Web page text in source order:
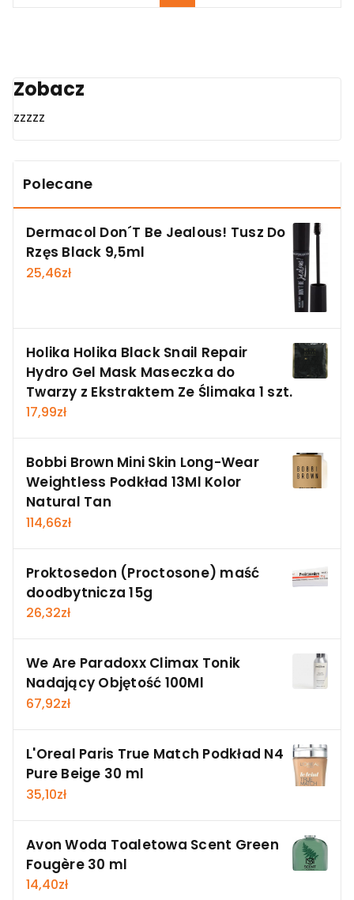
Zobacz
zzzzz
Polecane
Dermacol Don´T Be Jealous! Tusz Do
Rzęs Black 9,5ml
25,46zł
Holika Holika Black Snail Repair
Hydro Gel Mask Maseczka do
Twarzy z Ekstraktem Ze Ślimaka 1 szt.
17,99zł
Bobbi Brown Mini Skin Long-Wear
Weightless Podkład 13Ml Kolor
Natural Tan
114,66zł
Proktosedon (Proctosone) maść
doodbytnicza 15g
26,32zł
We Are Paradoxx Climax Tonik
Nadający Objętość 100Ml
67,92zł
L'Oreal Paris True Match Podkład N4
Pure Beige 30 ml
35,10zł
Avon Woda Toaletowa Scent Green
Fougère 30 ml
14,40zł